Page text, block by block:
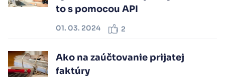
to s pomocou API
01. 03. 2024 2
Ako na zaúčtovanie prijatej
faktúry